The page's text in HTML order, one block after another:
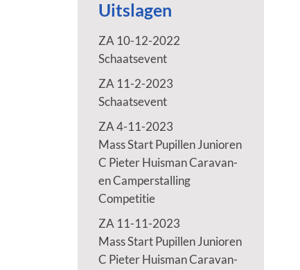
Uitslagen
ZA 10-12-2022
Schaatsevent
ZA 11-2-2023
Schaatsevent
ZA 4-11-2023
Mass Start Pupillen Junioren
C Pieter Huisman Caravan-
en Camperstalling
Competitie
ZA 11-11-2023
Mass Start Pupillen Junioren
C Pieter Huisman Caravan-